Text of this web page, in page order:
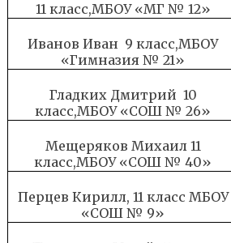
11 класс,МБОУ «МГ № 12»
Иванов Иван 9 класс,МБОУ
«Гимназия № 21»
Гладких Дмитрий 10
класс,МБОУ «СОШ № 26»
Мещеряков Михаил 11
класс,МБОУ «СОШ № 40»
Перцев Кирилл, 11 класс МБОУ
«СОШ № 9»